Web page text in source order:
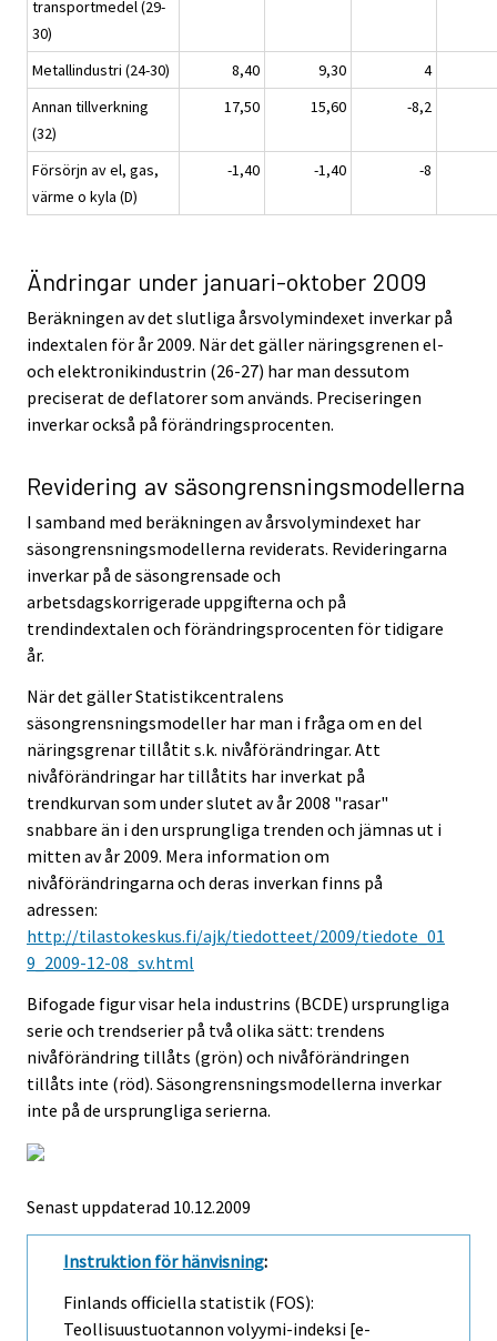
transportmedel (29-
30)
Metallindustri (24-30)
8,40 9,30
4
Annan tillverkning
(32)
17,50 15,60 -8,2
Försörjn av el, gas,
värme o kyla (D)
-1,40 -1,40 -8
Ändringar under januari-oktober 2009
Beräkningen av det slutliga årsvolymindexet inverkar på
indextalen för år 2009. När det gäller näringsgrenen el-
och elektronikindustrin (26-27) har man dessutom
preciserat de deflatorer som används. Preciseringen
inverkar också på förändringsprocenten.
Revidering av säsongrensningsmodellerna
I samband med beräkningen av årsvolymindexet har
säsongrensningsmodellerna reviderats. Revideringarna
inverkar på de säsongrensade och
arbetsdagskorrigerade uppgifterna och på
trendindextalen och förändringsprocenten för tidigare
år.
När det gäller Statistikcentralens
säsongrensningsmodeller har man i fråga om en del
näringsgrenar tillåtit s.k. nivåförändringar. Att
nivåförändringar har tillåtits har inverkat på
trendkurvan som under slutet av år 2008 "rasar"
snabbare än i den ursprungliga trenden och jämnas ut i
mitten av år 2009. Mera information om
nivåförändringarna och deras inverkan finns på
adressen:
http://tilastokeskus.fi/ajk/tiedotteet/2009/tiedote_01
9_2009-12-08_sv.html
Bifogade figur visar hela industrins (BCDE) ursprungliga
serie och trendserier på två olika sätt: trendens
nivåförändring tillåts (grön) och nivåförändringen
tillåts inte (röd). Säsongrensningsmodellerna inverkar
inte på de ursprungliga serierna.
Senast uppdaterad 10.12.2009
Instruktion för hänvisning:
Finlands officiella statistik (FOS):
Teollisuustuotannon volyymi-indeksi [e-